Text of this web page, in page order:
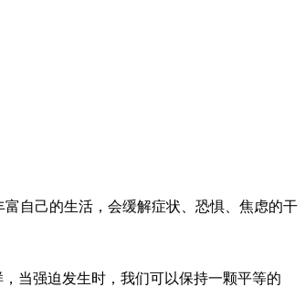
自己的生活，会缓解症状、恐惧、焦虑的干
当强迫发生时，我们可以保持一颗平等的